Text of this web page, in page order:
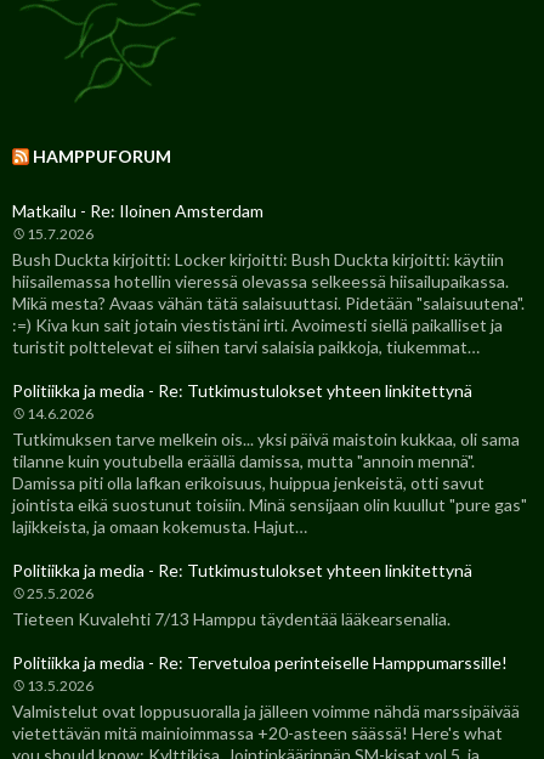
HAMPPUFORUM
Matkailu - Re: Iloinen Amsterdam
15.7.2026
Bush Duckta kirjoitti: Locker kirjoitti: Bush Duckta kirjoitti: käytiin
hiisailemassa hotellin vieressä olevassa selkeessä hiisailupaikassa.
Mikä mesta? Avaas vähän tätä salaisuuttasi. Pidetään "salaisuutena".
:=) Kiva kun sait jotain viestistäni irti. Avoimesti siellä paikalliset ja
turistit polttelevat ei siihen tarvi salaisia paikkoja, tiukemmat…
Politiikka ja media - Re: Tutkimustulokset yhteen linkitettynä
14.6.2026
Tutkimuksen tarve melkein ois... yksi päivä maistoin kukkaa, oli sama
tilanne kuin youtubella eräällä damissa, mutta "annoin mennä".
Damissa piti olla lafkan erikoisuus, huippua jenkeistä, otti savut
jointista eikä suostunut toisiin. Minä sensijaan olin kuullut "pure gas"
lajikkeista, ja omaan kokemusta. Hajut…
Politiikka ja media - Re: Tutkimustulokset yhteen linkitettynä
25.5.2026
Tieteen Kuvalehti 7/13 Hamppu täydentää lääkearsenalia.
Politiikka ja media - Re: Tervetuloa perinteiselle Hamppumarssille!
13.5.2026
Valmistelut ovat loppusuoralla ja jälleen voimme nähdä marssipäivää
vietettävän mitä mainioimmassa +20-asteen säässä! Here's what